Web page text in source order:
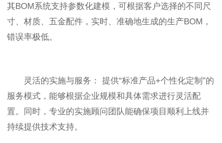
其BOM系统支持参数化建模，可根据客户选择的不同尺
寸、材质、五金配件，实时、准确地生成的生产BOM，
错误率极低。
灵活的实施与服务： 提供“标准产品+个性化定制”的
服务模式，能够根据企业规模和具体需求进行灵活配
置。同时，专业的实施顾问团队能确保项目顺利上线并
持续提供技术支持。